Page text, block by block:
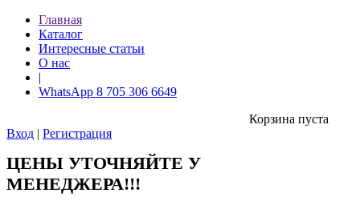
Главная
Каталог
Интересные статьи
О нас
|
WhatsApp 8 705 306 6649
Корзина пуста
Вход | Регистрация
ЦЕНЫ УТОЧНЯЙТЕ У
МЕНЕДЖЕРА!!!